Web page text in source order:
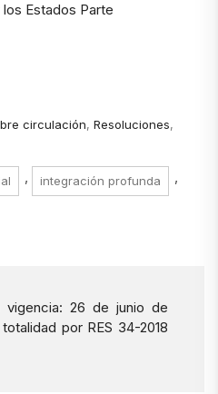
Estados Parte
circulación, Resoluciones,
, integración profunda ,
vigencia: 26 de junio de
por RES 34-2018